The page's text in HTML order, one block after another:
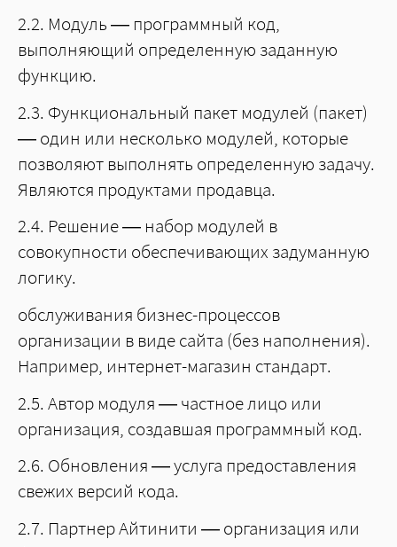
2.2. Модуль — программный код,
выполняющий определенную заданную
функцию.
2.3. Функциональный пакет модулей (пакет)
— один или несколько модулей, которые
позволяют выполнять определенную задачу.
Являются продуктами продавца.
2.4. Решение — набор модулей в
совокупности обеспечивающих задуманную
логику.
обслуживания бизнес-процессов
организации в виде сайта (без наполнения).
Например, интернет-магазин стандарт.
2.5. Автор модуля — частное лицо или
организация, создавшая программный код.
2.6. Обновления — услуга предоставления
свежих версий кода.
2.7. Партнер Айтинити — организация или